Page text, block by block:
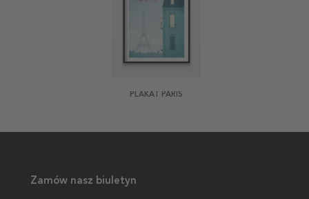
PLAKAT PARIS
Zamów nasz biuletyn